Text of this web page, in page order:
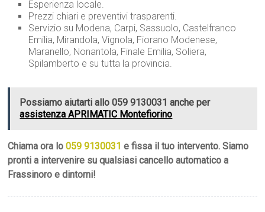
Esperienza locale.
Prezzi chiari e preventivi trasparenti.
Servizio su Modena, Carpi, Sassuolo, Castelfranco
Emilia, Mirandola, Vignola, Fiorano Modenese,
Maranello, Nonantola, Finale Emilia, Soliera,
Spilamberto e su tutta la provincia.
Possiamo aiutarti allo 059 9130031 anche per
assistenza APRIMATIC Montefiorino
Chiama ora lo059 9130031 e fissa il tuo intervento. Siamo
pronti a intervenire su qualsiasi cancello automatico a
Frassinoro e dintorni!